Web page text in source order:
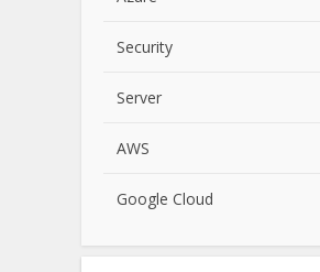
Security
Server
AWS
Google Cloud